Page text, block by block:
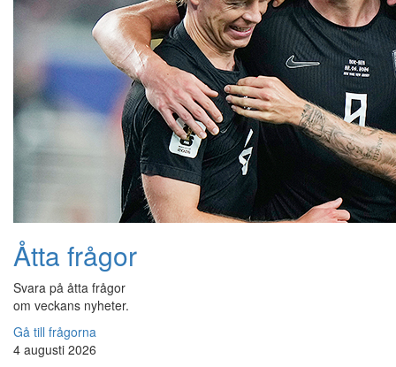
Åtta frågor
Svara på åtta frågor
om veckans nyheter.
Gå till frågorna
4 augusti 2026